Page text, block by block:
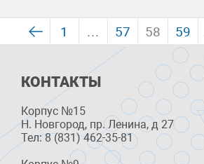
1 … 57 58 59
КОНТАКТЫ
Корпус №15
Н. Новгород, пр. Ленина, д 27
Тел: 8 (831) 462-35-81